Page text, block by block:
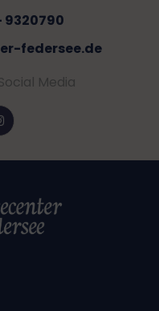
9320790
federsee.de
Media